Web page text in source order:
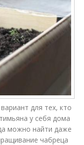
для тех, кто
у себя дома
можно найти даже
чабреца